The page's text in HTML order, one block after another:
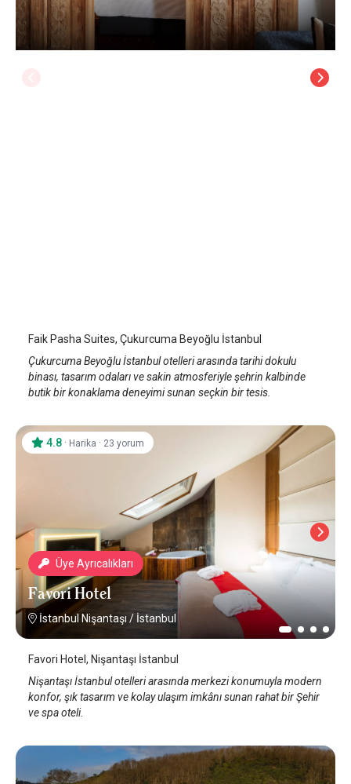
Faik Pasha Suites, Çukurcuma Beyoğlu İstanbul
Çukurcuma Beyoğlu İstanbul otelleri arasında tarihi dokulu
binası, tasarım odaları ve sakin atmosferiyle şehrin kalbinde
butik bir konaklama deneyimi sunan seçkin bir tesis.
Üye Ayrıcalıkları
Favori Hotel
İstanbul Nişantaşı / İstanbul
4.8 · Harika · 23 yorum
Favori Hotel, Nişantaşı İstanbul
Nişantaşı İstanbul otelleri arasında merkezi konumuyla modern
konfor, şık tasarım ve kolay ulaşım imkânı sunan rahat bir Şehir
ve spa oteli.